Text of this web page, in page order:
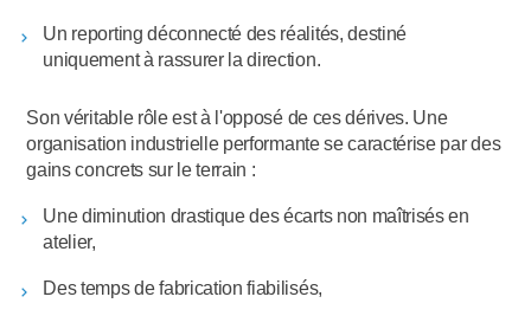
Un reporting déconnecté des réalités, destiné
uniquement à rassurer la direction.
Son véritable rôle est à l'opposé de ces dérives. Une
organisation industrielle performante se caractérise par des
gains concrets sur le terrain :
Une diminution drastique des écarts non maîtrisés en
atelier,
Des temps de fabrication fiabilisés,